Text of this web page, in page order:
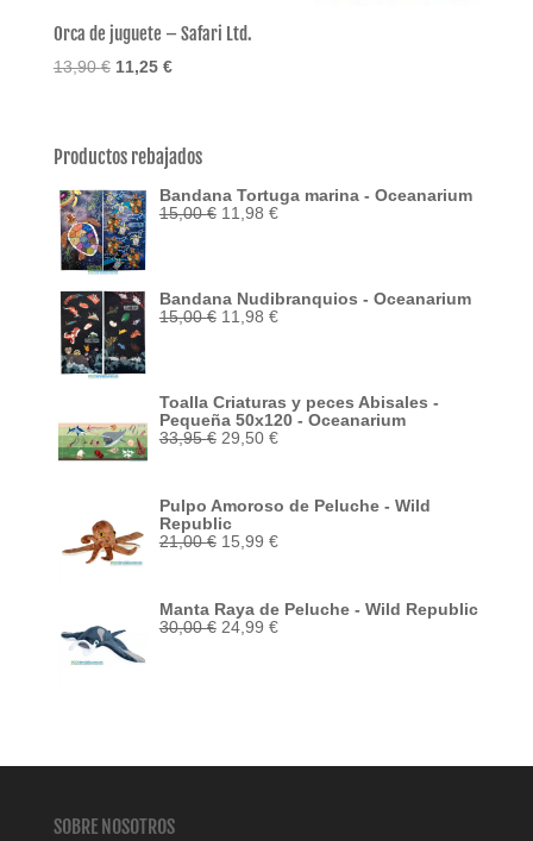
Orca de juguete – Safari Ltd.
13,90€ El
era:
13,90 €.
11,25 €El
es:
Productos rebajados
Bandana Tortuga marina - Oceanarium
15,00€ El
11,98 €El
Bandana Nudibranquios - Oceanarium
15,00€ El
11,98 €El
Toalla Criaturas y peces Abisales -
Pequeña 50x120 - Oceanarium
33,95€ El
33,95 €.
29,50 €El
29,50 €.
Pulpo Amoroso de Peluche - Wild
Republic
21,00€ El
21,00 €.
15,99 €El
15,99 €.
Manta Raya de Peluche - Wild Republic
30,00€ El
24,99 €El
SOBRE NOSOTROS